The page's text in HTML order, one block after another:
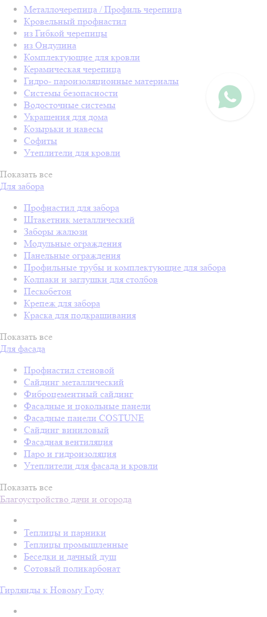
Металлочерепица / Профиль черепица
Кровельный профнастил
из Гибкой черепицы
из Ондулина
Комплектующие для кровли
Керамическая черепица
Гидро- пароизоляционные материалы
Системы безопасности
Водосточные системы
Украшения для дома
Козырьки и навесы
Софиты
Утеплители для кровли
Показать все
Для забора
Профнастил для забора
Штакетник металлический
Заборы жалюзи
Модульные ограждения
Панельные ограждения
Профильные трубы и комплектующие для забора
Колпаки и заглушки для столбов
Пескобетон
Крепеж для забора
Краска для подкрашивания
Показать все
Для фасада
Профнастил стеновой
Сайдинг металлический
Фиброцементный сайдинг
Фасадные и цокольные панели
Фасадные панели COSTUNE
Сайдинг виниловый
Фасадная вентиляция
Паро и гидроизоляция
Утеплители для фасада и кровли
Показать все
Благоустройство дачи и огорода
Теплицы и парники
Теплицы промышленные
Беседки и дачный душ
Сотовый поликарбонат
Гирлянды к Новому Году